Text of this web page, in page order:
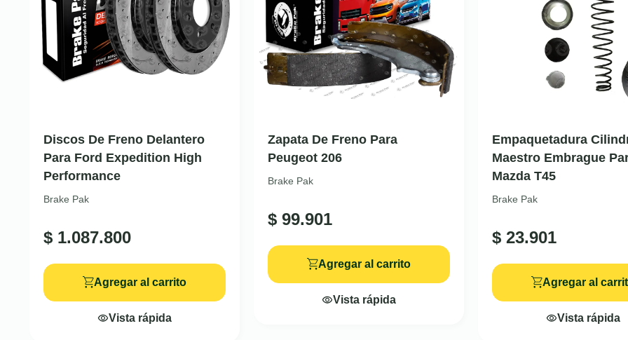
Discos De Freno Delantero
Para Ford Expedition High
Performance
Brake Pak
$ 1.087.800
Agregar al carrito
Vista rápida
Zapata De Freno Para
Peugeot 206
Brake Pak
$ 99.901
Agregar al carrito
Vista rápida
Empaquetadura
Maestro Embrague
Mazda T45
Brake Pak
$ 23.901
Agregar al
Vista rápida